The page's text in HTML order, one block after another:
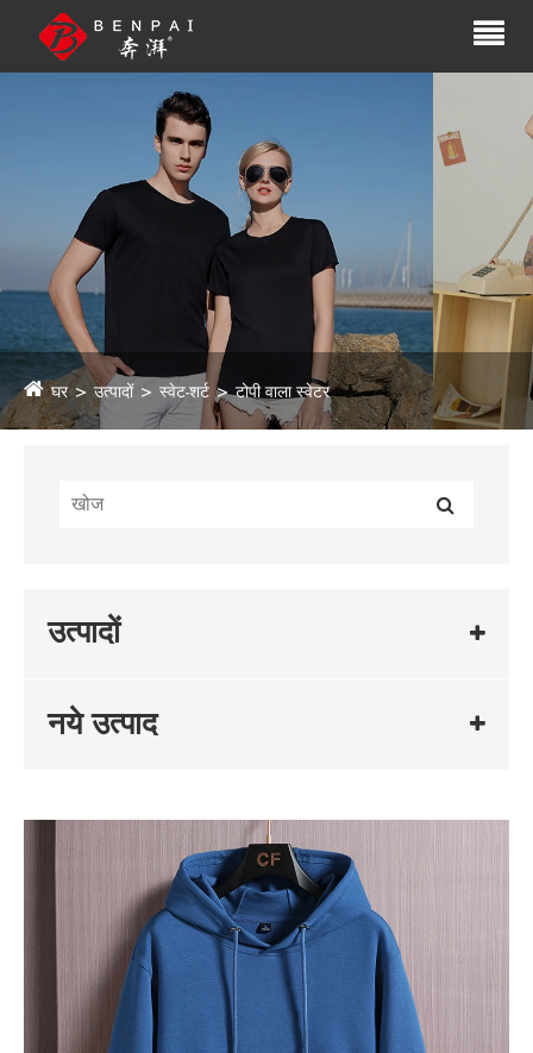
घर उत्पादों स्वेट-शर्ट टोपी वाला स्वेटर
उत्पादों
नये उत्पाद